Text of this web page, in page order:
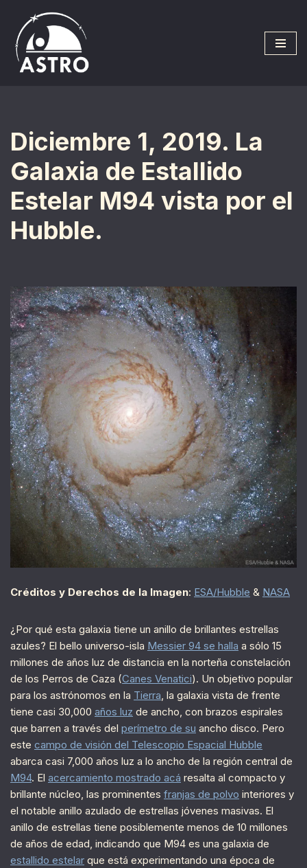
Saltar
al
contenido
Diciembre 1, 2019. La
Galaxia de Estallido
Estelar M94 vista por el
Hubble.
Créditos y Derechos de la Imagen: ESA/Hubble & NASA
¿Por qué esta galaxia tiene un anillo de brillantes estrellas
azules? El bello universo-isla Messier 94 se halla a sólo 15
millones de años luz de distancia en la norteña constelación
de los Perros de Caza (Canes Venatici). Un objetivo popular
para los astrónomos en la Tierra, la galaxia vista de frente
tiene casi 30,000 años luz de ancho, con brazos espirales
que barren a través del perímetro de su ancho disco. Pero
este campo de visión del Telescopio Espacial Hubble
abarca casi 7,000 años luz a lo ancho de la región central de
M94. El acercamiento mostrado acá resalta al compacto y
brillante núcleo, las prominentes franjas de polvo interiores y
el notable anillo azulado de estrellas jóvenes masivas. El
anillo de estrellas tiene posiblemente menos de 10 millones
de años de edad, indicando que M94 es una galaxia de
estallido estelar que está experimentando una época de